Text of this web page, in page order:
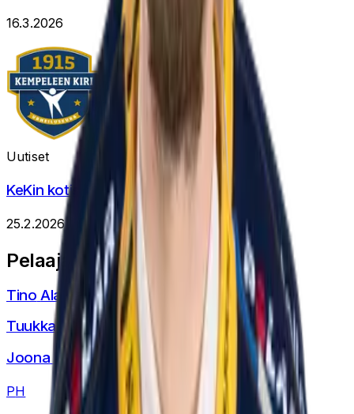
16.3.2026
Uutiset
KeKin kotisivut uudistuvat
25.2.2026
Pelaajat
Tino Alaspää
Tuukka Etula
Joona Haapanen
PH